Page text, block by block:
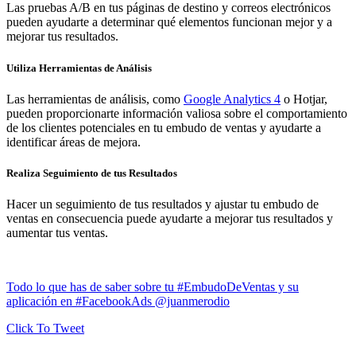
Las pruebas A/B en tus páginas de destino y correos electrónicos
pueden ayudarte a determinar qué elementos funcionan mejor y a
mejorar tus resultados.
Utiliza Herramientas de Análisis
Las herramientas de análisis, como Google Analytics 4 o Hotjar,
pueden proporcionarte información valiosa sobre el comportamiento
de los clientes potenciales en tu embudo de ventas y ayudarte a
identificar áreas de mejora.
Realiza Seguimiento de tus Resultados
Hacer un seguimiento de tus resultados y ajustar tu embudo de
ventas en consecuencia puede ayudarte a mejorar tus resultados y
aumentar tus ventas.
Todo lo que has de saber sobre tu #EmbudoDeVentas y su
aplicación en #FacebookAds @juanmerodio
Click To Tweet